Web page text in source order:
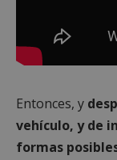
Entonces, y
vehículo, y de
formas